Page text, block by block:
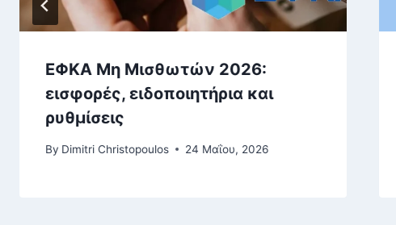
ΕΦΚΑ Μη Μισθωτών 2026:
εισφορές, ειδοποιητήρια και
ρυθμίσεις
By Dimitri Christopoulos 24 Μαΐου, 2026